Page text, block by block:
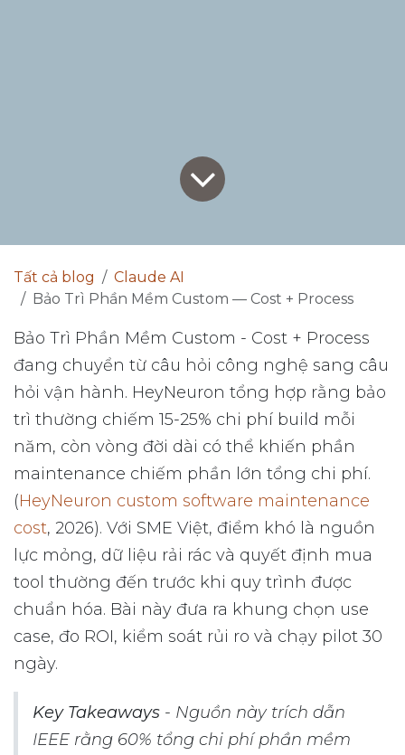
Tất cả blog
Claude AI
Bảo Trì Phần Mềm Custom — Cost + Process
Bảo Trì Phần Mềm Custom - Cost + Process
đang chuyển từ câu hỏi công nghệ sang câu
hỏi vận hành. HeyNeuron tổng hợp rằng bảo
trì thường chiếm 15-25% chi phí build mỗi
năm, còn vòng đời dài có thể khiến phần
maintenance chiếm phần lớn tổng chi phí.
(HeyNeuron custom software maintenance
cost, 2026). Với SME Việt, điểm khó là nguồn
lực mỏng, dữ liệu rải rác và quyết định mua
tool thường đến trước khi quy trình được
chuẩn hóa. Bài này đưa ra khung chọn use
case, đo ROI, kiểm soát rủi ro và chạy pilot 30
ngày.
Key Takeaways - Nguồn này trích dẫn
IEEE rằng 60% tổng chi phí phần mềm